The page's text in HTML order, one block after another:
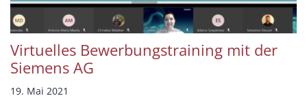
Virtuelles Bewerbungstraining mit der
Siemens AG
19. Mai 2021